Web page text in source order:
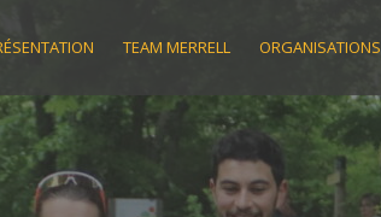
TEAM MERRELL ORGANISATIONS